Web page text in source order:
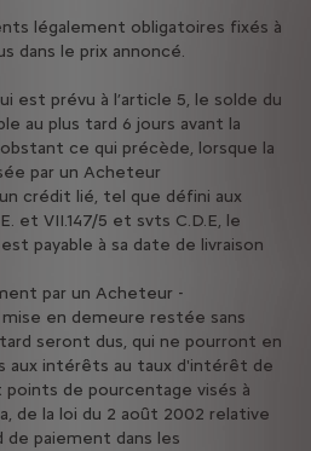
légalement obligatoires fixés à
dans le prix annoncé.
est prévu à l’article 5, le solde du
au plus tard 6 jours avant la
ce qui précède, lorsque la
par un Acheteur
crédit lié, tel que défini aux
et VII.147/5 et svts C.D.E, le
payable à sa date de livraison
par un Acheteur -
en demeure restée sans
seront dus, qui ne pourront en
aux intérêts au taux d'intérêt de
de pourcentage visés à
de la loi du 2 août 2002 relative
paiement dans les